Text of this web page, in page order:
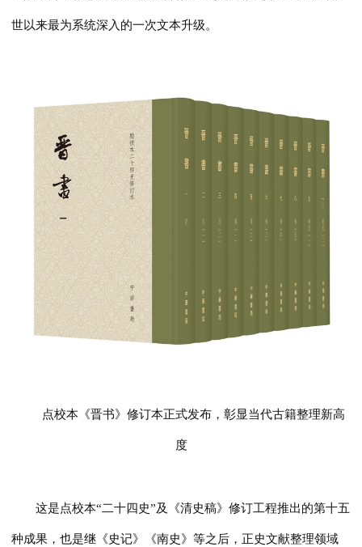
世以来最为系统深入的一次文本升级。
点校本《晋书》修订本正式发布，彰显当代古籍整理新高
度
这是点校本“二十四史”及《清史稿》修订工程推出的第十五
种成果，也是继《史记》《南史》等之后，正史文献整理领域